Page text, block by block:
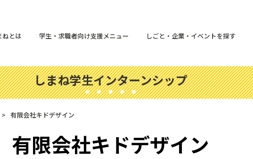
ねとは 学生・求職者向け支援メニュー しごと・企業・イベントを探す
しまね学生インターンシップ
有限会社キドデザイン
有限会社キドデザイン